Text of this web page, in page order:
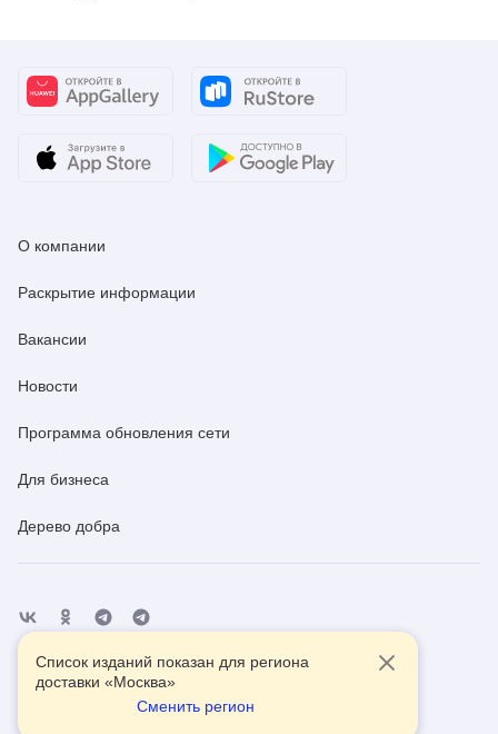
О компании
Раскрытие информации
Вакансии
Новости
Программа обновления сети
Для бизнеса
Дерево добра
Помощь Контакты
Список изданий показан для региона
доставки «Москва»
Сменить регион